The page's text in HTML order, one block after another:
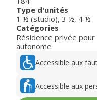
Type d'unités
1 ½ (studio), 3 ½, 4 ½
Catégories
Résidence privée pour
autonome
Accessible aux
Accessible aux